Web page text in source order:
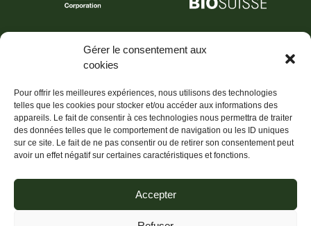
Gérer le consentement aux
cookies
Pour offrir les meilleures expériences, nous utilisons des technologies
telles que les cookies pour stocker et/ou accéder aux informations des
appareils. Le fait de consentir à ces technologies nous permettra de traiter
des données telles que le comportement de navigation ou les ID uniques
sur ce site. Le fait de ne pas consentir ou de retirer son consentement peut
avoir un effet négatif sur certaines caractéristiques et fonctions.
Accepter